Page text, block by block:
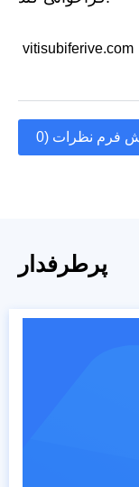
vitisubiferive.com
پرطرفدار